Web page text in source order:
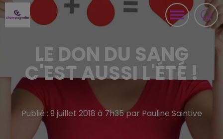
LE DON DU SANG
C'EST AUSSI L'ÉTÉ !
Publié : 9 juillet 2018 à 7h35 par Pauline Saintive